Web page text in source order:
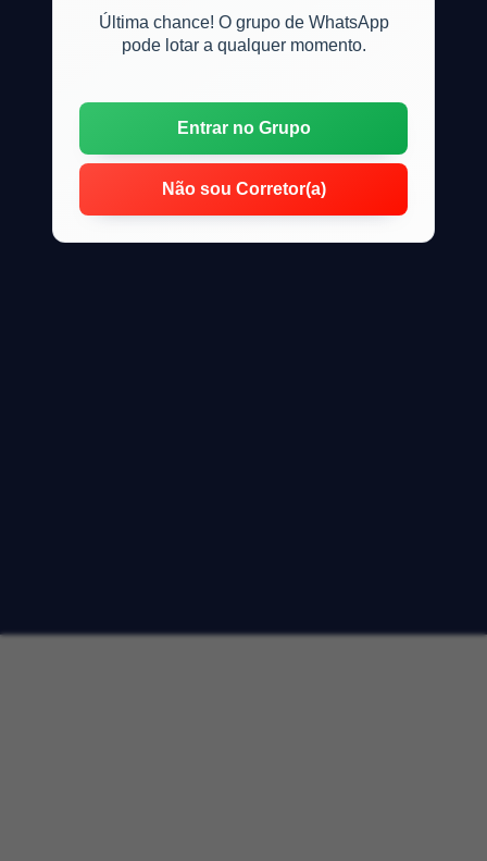
Última chance! O grupo de WhatsApp
pode lotar a qualquer momento.
Entrar no Grupo
Não sou Corretor(a)